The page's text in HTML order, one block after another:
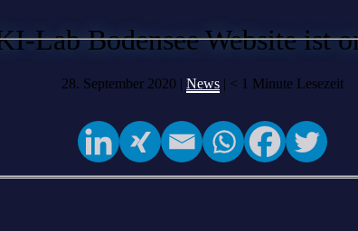
Lab Bodensee Website ist
28. September 2020 | News | < 1 Minute Lesezeit